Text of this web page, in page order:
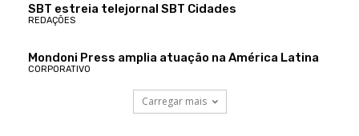
SBT estreia telejornal SBT Cidades
REDAÇÕES
Mondoni Press amplia atuação na América Latina
CORPORATIVO
Carregar mais